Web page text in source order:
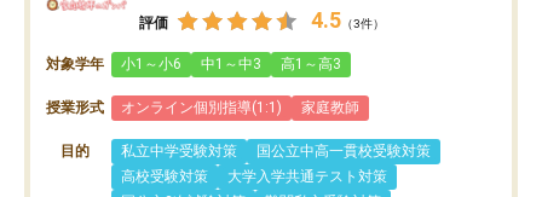
評価 4.5 （3件）
対象学年 小1～小6 中1～中3 高1～高3
授業形式 オンライン個別指導(1:1) 家庭教師
目的 私立中学受験対策
国公立中高一貫校受験対策
高校受験対策
大学入学共通テスト対策